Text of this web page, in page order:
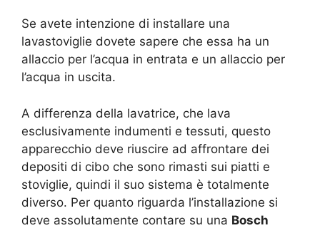
Se avete intenzione di installare una
lavastoviglie dovete sapere che essa ha un
allaccio per l’acqua in entrata e un allaccio per
l’acqua in uscita.
A differenza della lavatrice, che lava
esclusivamente indumenti e tessuti, questo
apparecchio deve riuscire ad affrontare dei
depositi di cibo che sono rimasti sui piatti e
stoviglie, quindi il suo sistema è totalmente
diverso. Per quanto riguarda l’installazione si
deve assolutamente contare su una Bosch